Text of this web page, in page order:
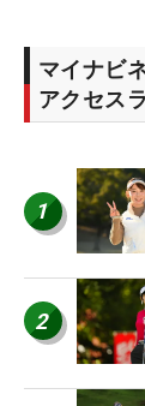
マイナビ
アクセス
1
2